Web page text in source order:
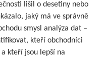
lišil o desetiny nebo
jaký má ve správně
smysl analýza dat –
kteří obchodníci
kteří jsou lepší na